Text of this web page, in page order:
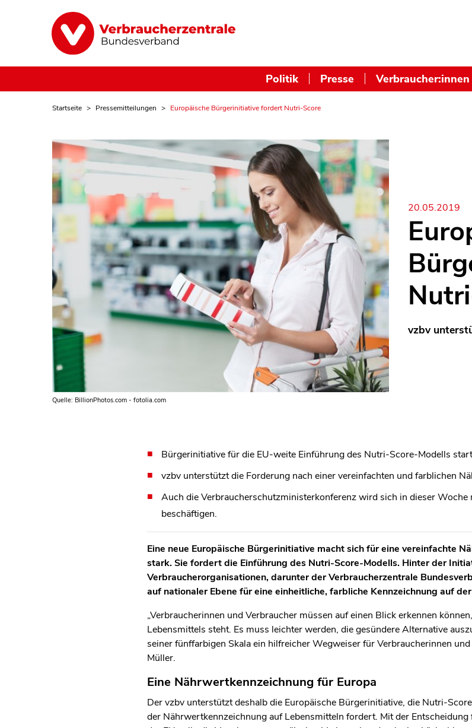
Politik Presse Verbraucher:innen
Startseite Pressemitteilungen Europäische Bürgerinitiative fordert Nutri-Score
Quelle: BillionPhotos.com - fotolia.com
20.05.2019
vzbv
Bürgerinitiative für die EU-weite Einführung des Nutri-Score-Modells
vzbv unterstützt die Forderung nach einer vereinfachten und farblichen
Auch die Verbraucherschutzministerkonferenz wird sich in dieser
beschäftigen.
Eine neue Europäische Bürgerinitiative macht sich für eine vereinfachte
stark. Sie fordert die Einführung des Nutri-Score-Modells. Hinter der
Verbraucherorganisationen, darunter der Verbraucherzentrale
auf nationaler Ebene für eine einheitliche, farbliche Kennzeichnung auf
„Verbraucherinnen und Verbraucher müssen auf einen Blick erkennen
Lebensmittels steht. Es muss leichter werden, die gesündere Alternative
seiner fünffarbigen Skala ein hilfreicher Wegweiser für Verbraucherinnen
Müller.
Eine Nährwertkennzeichnung für Europa
Der vzbv unterstützt deshalb die Europäische Bürgerinitiative, die Nutri-
der Nährwertkennzeichnung auf Lebensmitteln fordert. Mit der